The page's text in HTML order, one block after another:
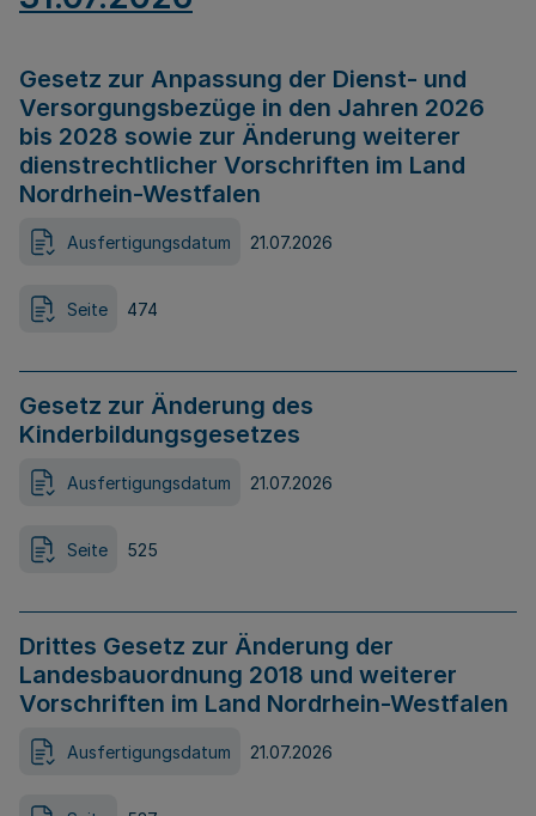
Gesetz zur Anpassung der Dienst- und
Versorgungsbezüge in den Jahren 2026
bis 2028 sowie zur Änderung weiterer
dienstrechtlicher Vorschriften im Land
Nordrhein-Westfalen
Ausfertigungsdatum 21.07.2026
Seite 474
Gesetz zur Änderung des
Kinderbildungsgesetzes
Ausfertigungsdatum 21.07.2026
Seite 525
Drittes Gesetz zur Änderung der
Landesbauordnung 2018 und weiterer
Vorschriften im Land Nordrhein-Westfalen
Ausfertigungsdatum 21.07.2026